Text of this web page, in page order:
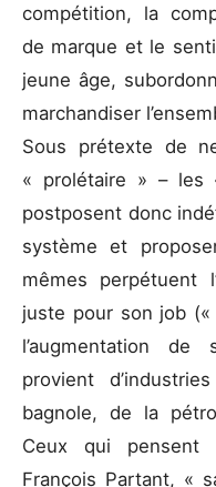
compétition, la
de marque et le
jeune âge,
marchandiser
Sous prétexte de
« prolétaire » – les
postposent donc
système et
mêmes perpétuent
juste pour son job
l’augmentation
provient
bagnole, de la
Ceux qui
François Partant, «